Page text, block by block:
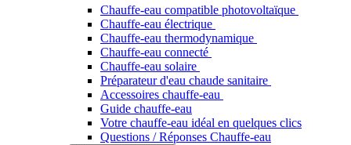
Chauffe-eau compatible photovoltaïque
Chauffe-eau électrique
Chauffe-eau thermodynamique
Chauffe-eau connecté
Chauffe-eau solaire
Préparateur d'eau chaude sanitaire
Accessoires chauffe-eau
Guide chauffe-eau
Votre chauffe-eau idéal en quelques clics
Questions / Réponses Chauffe-eau